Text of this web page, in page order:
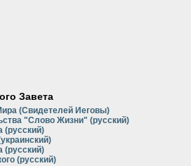
Завета
(Свидетелей Иеговы)
"Слово Жизни" (русский)
(русский)
(русский)
(русский)